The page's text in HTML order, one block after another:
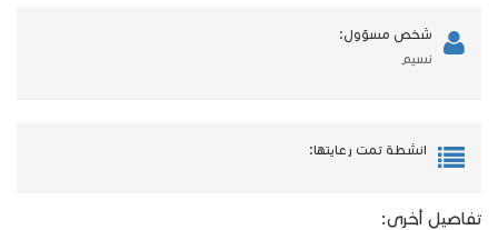
شخص مسؤول:
نسيم
انشطة تمت رعايتها:
تفاصيل أخرى: